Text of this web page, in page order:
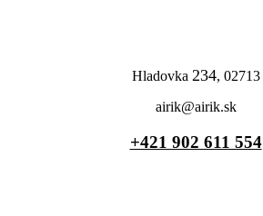
Hladovka 234, 02713
airik@airik.sk
+421 902 611 554